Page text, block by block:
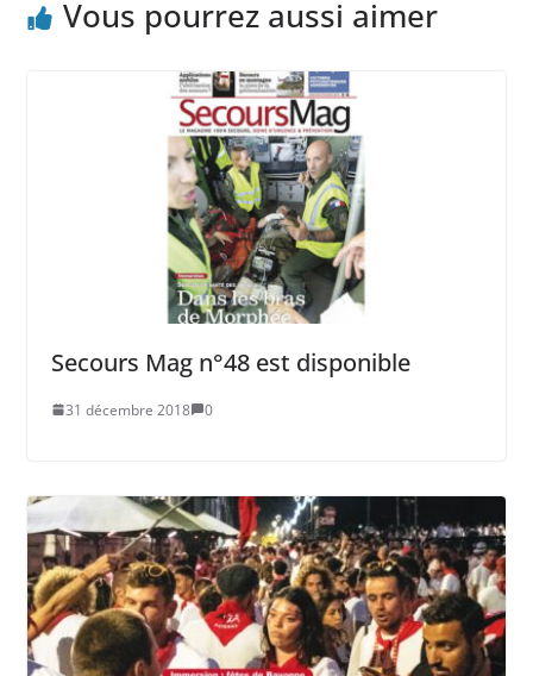
Vous pourrez aussi aimer
Secours Mag n°48 est disponible
31 décembre 2018 0